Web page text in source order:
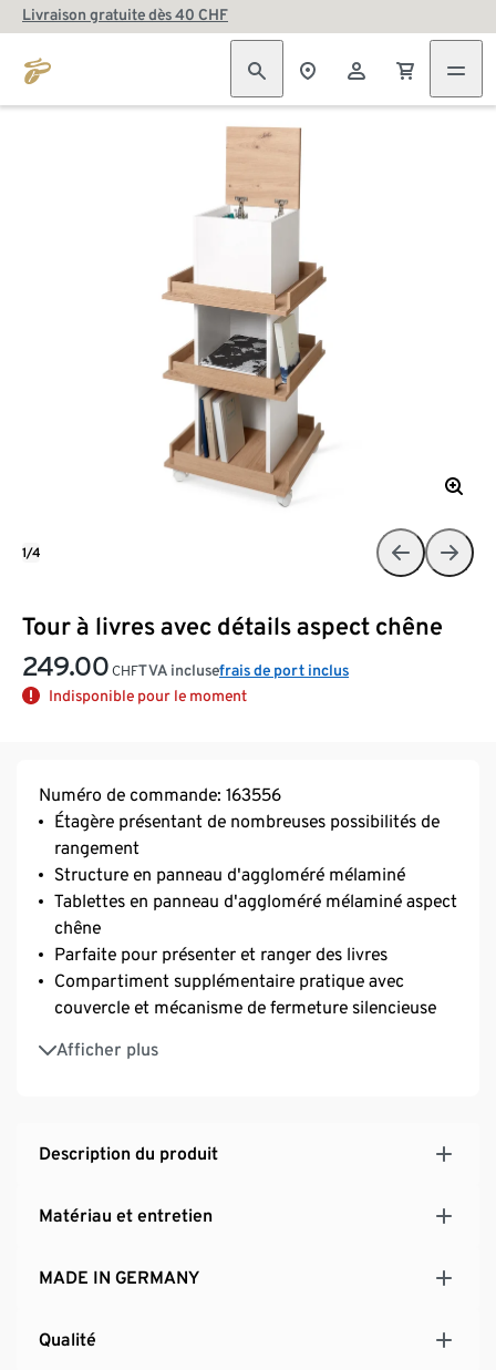
Livraison gratuite dès 40 CHF
Tour à livres avec détails aspect chêne
249.00 CHFTVA inclusefrais de port inclus
Indisponible pour le moment
1/4
Numéro de commande: 163556
Étagère présentant de nombreuses possibilités de
rangement
Structure en panneau d'aggloméré mélaminé
Tablettes en panneau d'aggloméré mélaminé aspect
chêne
Parfaite pour présenter et ranger des livres
Compartiment supplémentaire pratique avec
couvercle et mécanisme de fermeture silencieuse
Afficher plus
Avec 4 roulettes dont 2 peuvent être bloquées
MADE IN GERMANY
Description du produit
Matériau et entretien
MADE IN GERMANY
Qualité